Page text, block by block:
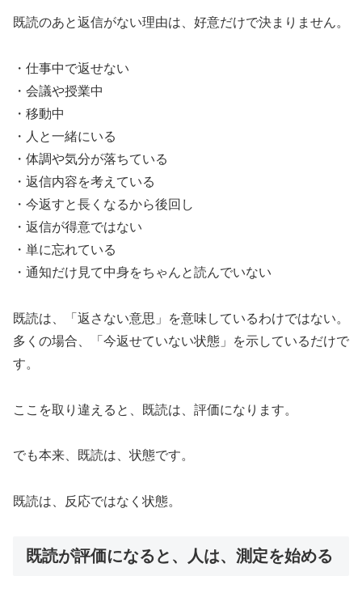
既読のあと返信がない理由は、好意だけで決まりません。
・仕事中で返せない
・会議や授業中
・移動中
・人と一緒にいる
・体調や気分が落ちている
・返信内容を考えている
・今返すと長くなるから後回し
・返信が得意ではない
・単に忘れている
・通知だけ見て中身をちゃんと読んでいない
既読は、「返さない意思」を意味しているわけではない。
多くの場合、「今返せていない状態」を示しているだけで
す。
ここを取り違えると、既読は、評価になります。
でも本来、既読は、状態です。
既読は、反応ではなく状態。
既読が評価になると、人は、測定を始める